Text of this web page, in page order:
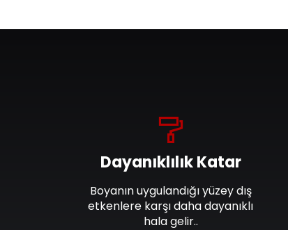
Dayanıklılık Katar
Boyanın uygulandığı yüzey dış
etkenlere karşı daha dayanıklı
hala gelir..